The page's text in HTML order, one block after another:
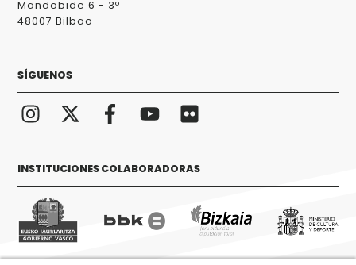
Mandobide 6 - 3º
48007 Bilbao
SÍGUENOS
INSTITUCIONES COLABORADORAS